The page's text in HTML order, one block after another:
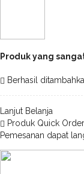
Produk yang
Berhasil
Lanjut Belanja
Produk Quick Order
Pemesanan dapat